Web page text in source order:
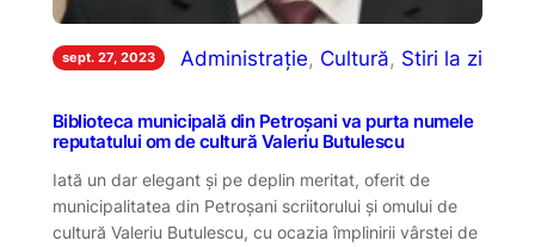
sept. 27, 2023 Administrație, Cultură, Stiri la zi
Biblioteca municipală din Petroșani va purta numele
reputatului om de cultură Valeriu Butulescu
Iată un dar elegant şi pe deplin meritat, oferit de
municipalitatea din Petroşani scriitorului şi omului de
cultură Valeriu Butulescu, cu ocazia împlinirii vârstei de